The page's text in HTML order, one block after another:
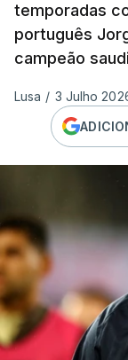
temporadas
português
campeão
Lusa / 3 Julho